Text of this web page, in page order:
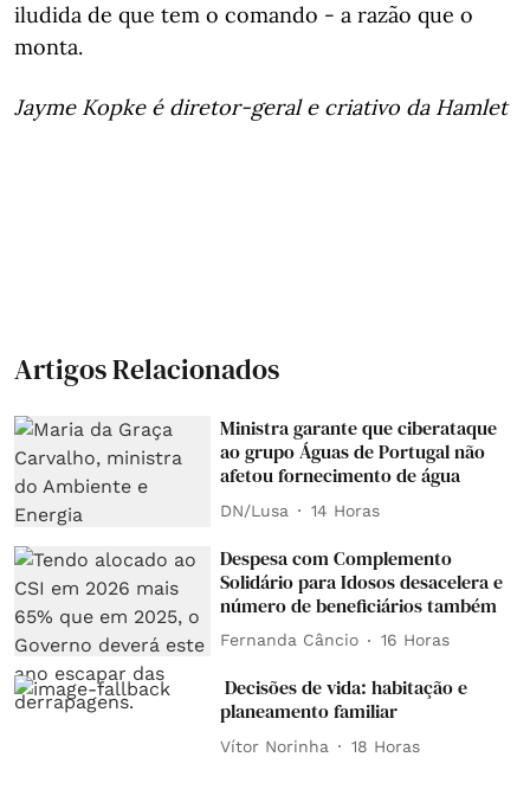
iludida de que tem o comando - a razão que o
monta.
Jayme Kopke é diretor-geral e criativo da Hamlet
Artigos Relacionados
Ministra garante que ciberataque
ao grupo Águas de Portugal não
afetou fornecimento de água
DN/Lusa 14 Horas
Despesa com Complemento
Solidário para Idosos desacelera e
número de beneficiários também
Fernanda Câncio 16 Horas
Decisões de vida: habitação e
planeamento familiar
Vítor Norinha 18 Horas